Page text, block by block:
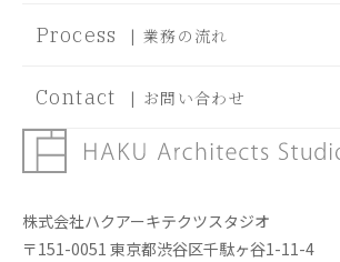
Process | 業務の流れ
Contact | お問い合わせ
株式会社ハクアーキテクツスタジオ
〒151-0051 東京都渋谷区千駄ヶ谷1-11-4